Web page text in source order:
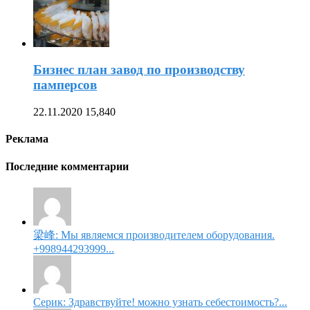
Бизнес план завод по производству
памперсов
22.11.2020 15,840
Реклама
Последние комментарии
梁峰: Мы являемся производителем оборудования.
+998944293999...
Серик: Здравствуйте! можно узнать себестоимость?...